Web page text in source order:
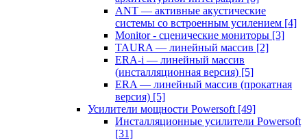
ANT — активные акустические
системы со встроенным усилением [4]
Monitor - сценические мониторы [3]
TAURA — линейный массив [2]
ERA-i — линейный массив
(инсталляционная версия) [5]
ERA — линейный массив (прокатная
версия) [5]
Усилители мощности Powersoft [49]
Инсталляционные усилители Powersoft
[31]